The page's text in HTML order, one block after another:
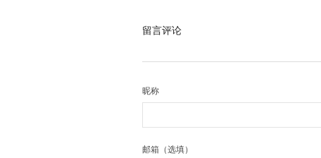
留言评论
昵称
邮箱（选填）